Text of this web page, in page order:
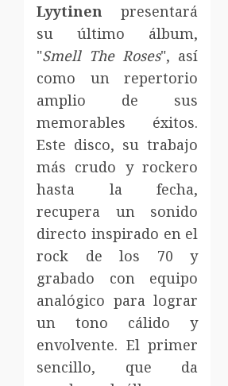
Lyytinen presentará
su último álbum,
"Smell The Roses", así
como un repertorio
amplio de sus
memorables éxitos.
Este disco, su trabajo
más crudo y rockero
hasta la fecha,
recupera un sonido
directo inspirado en el
rock de los 70 y
grabado con equipo
analógico para lograr
un tono cálido y
envolvente. El primer
sencillo, que da